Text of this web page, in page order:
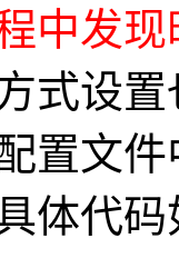
中发
式设
置文
体代码